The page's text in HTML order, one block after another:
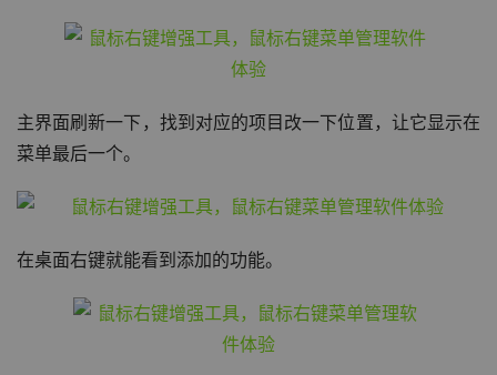
主界面刷新一下，找到对应的项目改一下位置，让它显示在
菜单最后一个。
在桌面右键就能看到添加的功能。